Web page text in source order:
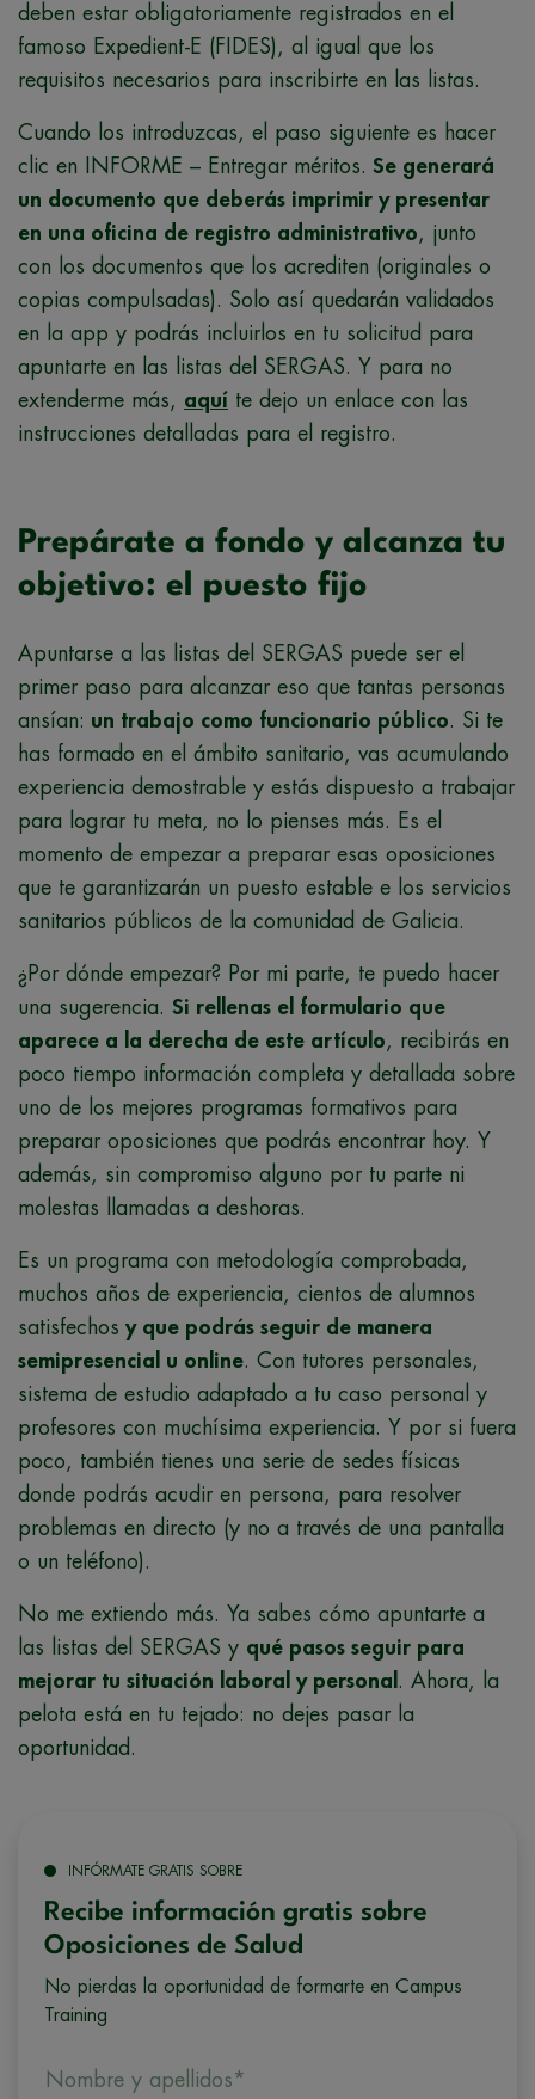
deben estar obligatoriamente registrados en el
famoso Expedient-E (FIDES), al igual que los
requisitos necesarios para inscribirte en las listas.
Cuando los introduzcas, el paso siguiente es hacer
clic en INFORME – Entregar méritos. Se generará
un documento que deberás imprimir y presentar
en una oficina de registro administrativo, junto
con los documentos que los acrediten (originales o
copias compulsadas). Solo así quedarán validados
en la app y podrás incluirlos en tu solicitud para
apuntarte en las listas del SERGAS. Y para no
extenderme más, aquí te dejo un enlace con las
instrucciones detalladas para el registro.
Prepárate a fondo y alcanza tu
objetivo: el puesto fijo
Apuntarse a las listas del SERGAS puede ser el
primer paso para alcanzar eso que tantas personas
ansían: un trabajo como funcionario público. Si te
has formado en el ámbito sanitario, vas acumulando
experiencia demostrable y estás dispuesto a trabajar
para lograr tu meta, no lo pienses más. Es el
momento de empezar a preparar esas oposiciones
que te garantizarán un puesto estable e los servicios
sanitarios públicos de la comunidad de Galicia.
¿Por dónde empezar? Por mi parte, te puedo hacer
una sugerencia. Si rellenas el formulario que
aparece a la derecha de este artículo, recibirás en
poco tiempo información completa y detallada sobre
uno de los mejores programas formativos para
preparar oposiciones que podrás encontrar hoy. Y
además, sin compromiso alguno por tu parte ni
molestas llamadas a deshoras.
Es un programa con metodología comprobada,
muchos años de experiencia, cientos de alumnos
satisfechos y que podrás seguir de manera
semipresencial u online. Con tutores personales,
sistema de estudio adaptado a tu caso personal y
profesores con muchísima experiencia. Y por si fuera
poco, también tienes una serie de sedes físicas
donde podrás acudir en persona, para resolver
problemas en directo (y no a través de una pantalla
o un teléfono).
No me extiendo más. Ya sabes cómo apuntarte a
las listas del SERGAS y qué pasos seguir para
mejorar tu situación laboral y personal . Ahora, la
pelota está en tu tejado: no dejes pasar la
oportunidad.
INFÓRMATE GRATIS SOBRE
Recibe información gratis sobre
Oposiciones de Salud
No pierdas la oportunidad de formarte en Campus
Training
Nombre y apellidos*